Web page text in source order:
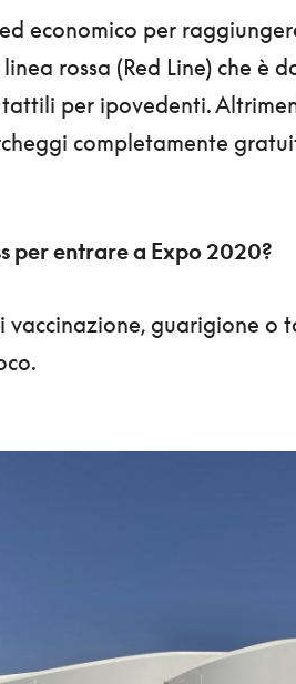
economico per
rossa (Red Line) che è
per ipovedenti.
completamente
per entrare a Expo 2020?
vaccinazione, guarigione o